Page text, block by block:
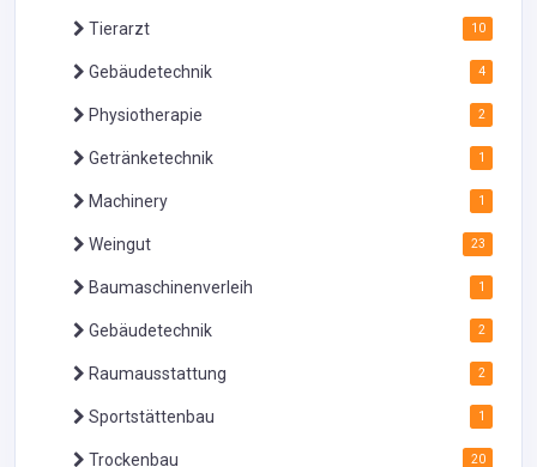
Tierarzt 10
Gebäudetechnik 4
Physiotherapie 2
Getränketechnik 1
Machinery 1
Weingut 23
Baumaschinenverleih 1
Gebäudetechnik 2
Raumausstattung 2
Sportstättenbau 1
Trockenbau 20